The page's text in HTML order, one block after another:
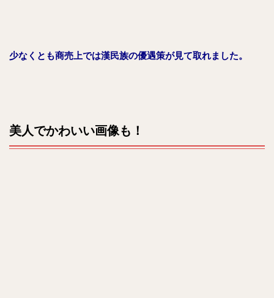
少なくとも商売上では漢民族の優遇策が見て取れました。
美人でかわいい画像も！